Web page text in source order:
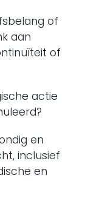
of
aan
of
actie
en
inclusief
en